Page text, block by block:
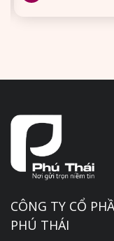
CÔNG TY CỔ
PHÚ THÁI